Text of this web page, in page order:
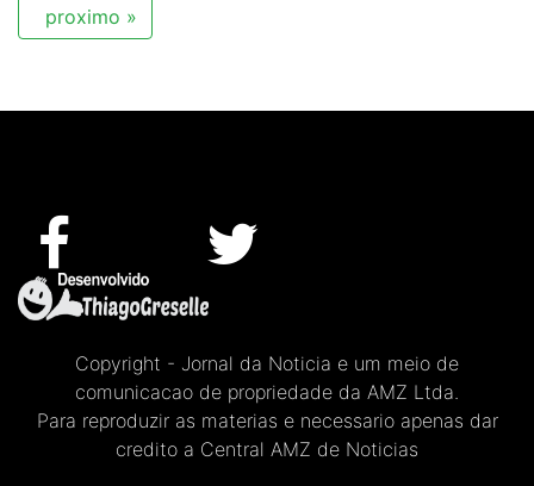
proximo »
Copyright - Jornal da Noticia e um meio de
comunicacao de propriedade da AMZ Ltda.
Para reproduzir as materias e necessario apenas dar
credito a Central AMZ de Noticias